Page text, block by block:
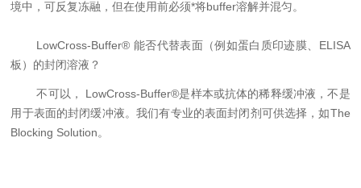
境中，可反复冻融，但在使用前必须*将buffer溶解并混匀。
LowCross-Buffer® 能否代替表面（例如蛋白质印迹膜、 ELISA
板）的封闭溶液？
不可以， LowCross-Buffer®是样本或抗体的稀释缓冲液，不是
用于表面的封闭缓冲液。我们有专业的表面封闭剂可供选择，如The
Blocking Solution。